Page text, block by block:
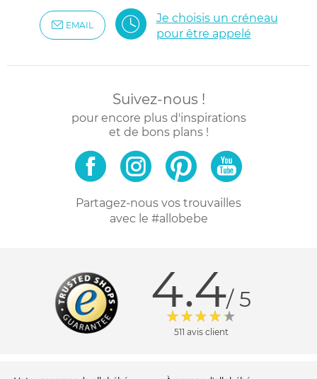
EMAIL
Je choisis un créneau
pour être appelé
Suivez-nous !
pour encore plus d'inspirations
et de bons plans !
Partagez-nous vos trouvailles
avec le #allobebe
4.4/ 5
511 avis client